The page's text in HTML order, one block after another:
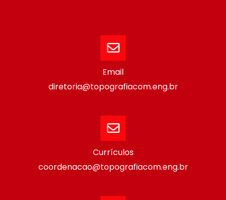
Email
diretoria@topografiacom.eng.br
Currículos
coordenacao@topografiacom.eng.br